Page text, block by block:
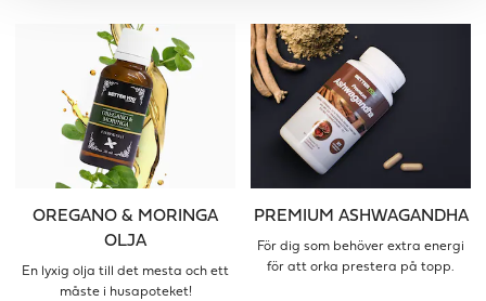
OREGANO & MORINGA
OLJA
En lyxig olja till det mesta och ett
måste i husapoteket!
PREMIUM ASHWAGANDHA
För dig som behöver extra energi
för att orka prestera på topp.